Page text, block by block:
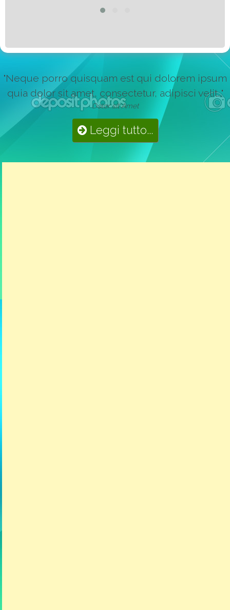
"Neque porro quisquam est qui dolorem ipsum
quia dolor sit amet, consectetur, adipisci velit..."
Dolor sit Amet
Leggi tutto...